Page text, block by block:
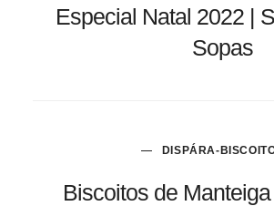
Especial Natal 2022 |
Sopas
DISPÁRA-
Biscoitos de